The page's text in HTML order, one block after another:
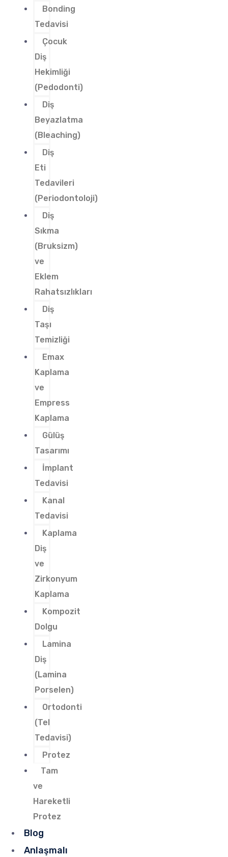
Bonding
Tedavisi
Çocuk
Diş
Hekimliği
(Pedodonti)
Diş
Beyazlatma
(Bleaching)
Diş
Eti
Tedavileri
(Periodontoloji)
Diş
Sıkma
(Bruksizm)
ve
Eklem
Rahatsızlıkları
Diş
Taşı
Temizliği
Emax
Kaplama
ve
Empress
Kaplama
Gülüş
Tasarımı
İmplant
Tedavisi
Kanal
Tedavisi
Kaplama
Diş
ve
Zirkonyum
Kaplama
Kompozit
Dolgu
Lamina
Diş
(Lamina
Porselen)
Ortodonti
(Tel
Tedavisi)
Protez
Tam
ve
Hareketli
Protez
Blog
Anlaşmalı